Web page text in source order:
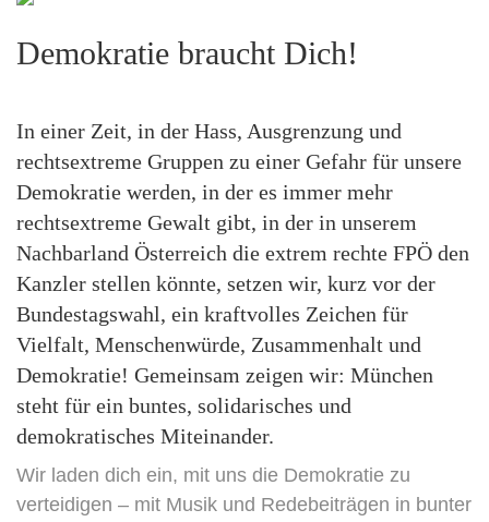
Demokratie braucht Dich!
In einer Zeit, in der Hass, Ausgrenzung und
rechtsextreme Gruppen zu einer Gefahr für unsere
Demokratie werden, in der es immer mehr
rechtsextreme Gewalt gibt, in der in unserem
Nachbarland Österreich die extrem rechte FPÖ den
Kanzler stellen könnte, setzen wir, kurz vor der
Bundestagswahl, ein kraftvolles Zeichen für
Vielfalt, Menschenwürde, Zusammenhalt und
Demokratie! Gemeinsam zeigen wir: München
steht für ein buntes, solidarisches und
demokratisches Miteinander.
Wir laden dich ein, mit uns die Demokratie zu
verteidigen – mit Musik und Redebeiträgen in bunter